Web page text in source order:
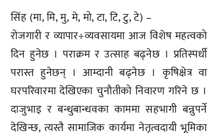
सिंह (मा, मि, मु, मे, मो, टा, टि, टु, टे) –
रोजगारी र व्यापार÷व्यवसायमा आज विशेष महत्वको
दिन हुनेछ । पराक्रम र उत्साह बढ्नेछ । प्रतिस्पर्धी
परास्त हुनेछन् । आम्दानी बढ्नेछ । कृषिक्षेत्र वा
घरपरिवारमा देखिएका चुनौतीको निवारण गरिने छ ।
दाजुभाइ र बन्धुबान्धवका काममा सहभागी बन्नुपर्ने
देखिन्छ, त्यस्तै सामाजिक कार्यमा नेतृत्वदायी भूमिका